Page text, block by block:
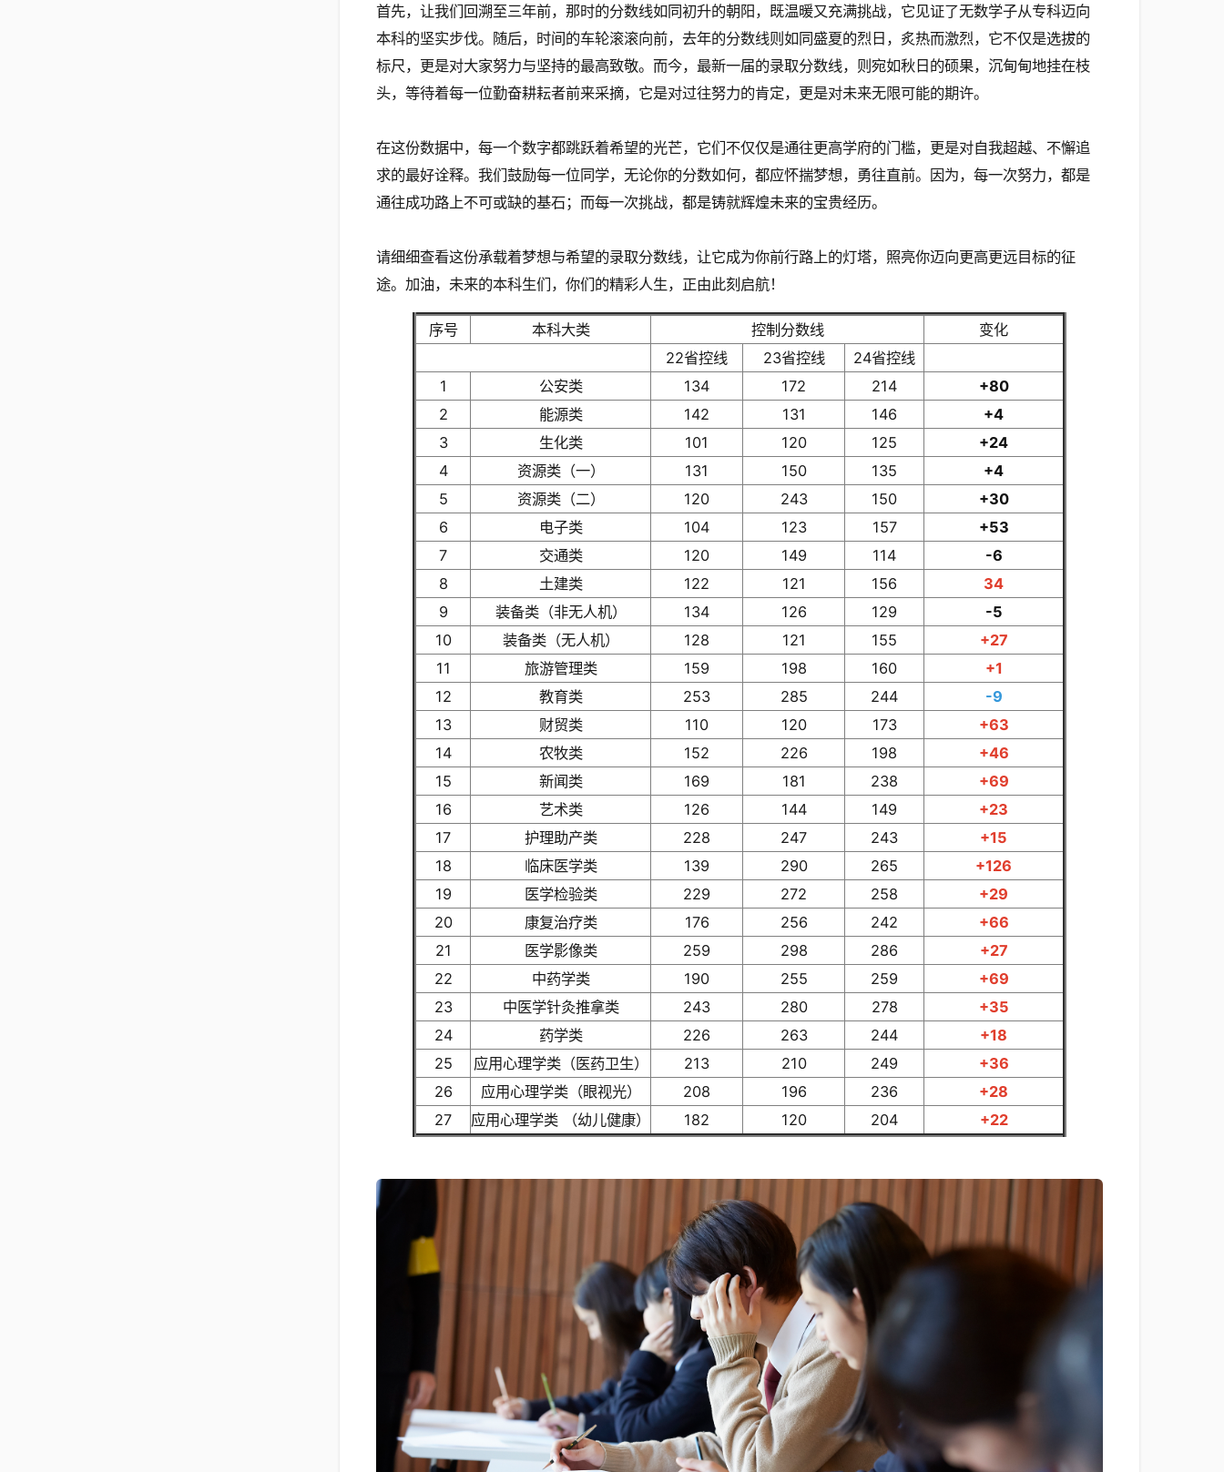
首先，让我们回溯至三年前，那时的分数线如同初升的朝阳，既温暖又充满挑战，它见证了无数学子从专科迈向
本科的坚实步伐。随后，时间的车轮滚滚向前，去年的分数线则如同盛夏的烈日，炙热而激烈，它不仅是选拔的
标尺，更是对大家努力与坚持的最高致敬。而今，最新一届的录取分数线，则宛如秋日的硕果，沉甸甸地挂在枝
头，等待着每一位勤奋耕耘者前来采摘，它是对过往努力的肯定，更是对未来无限可能的期许。
在这份数据中，每一个数字都跳跃着希望的光芒，它们不仅仅是通往更高学府的门槛，更是对自我超越、不懈追
求的最好诠释。我们鼓励每一位同学，无论你的分数如何，都应怀揣梦想，勇往直前。因为，每一次努力，都是
通往成功路上不可或缺的基石；而每一次挑战，都是铸就辉煌未来的宝贵经历。
请细细查看这份承载着梦想与希望的录取分数线，让它成为你前行路上的灯塔，照亮你迈向更高更远目标的征
途。加油，未来的本科生们，你们的精彩人生，正由此刻启航！
序号 本科大类 控制分数线
变化
22省控线
23省控线
24省控线
1
公安类 134 172 214
+80
2
能源类 142 131 146
+4
3
生化类 101 120 125
+24
4
资源类（一） 131 150 135
+4
5
资源类（二） 120 243 150
+30
6
电子类 104 123 157
+53
7
交通类 120 149 114
-6
8
土建类 122 121 156
34
9
装备类（非无人机） 134 126 129
-5
10
装备类（无人机） 128 121 155
+27
11
旅游管理类 159 198 160
+1
12
教育类 253 285 244
-9
13
财贸类 110 120 173
+63
14
农牧类 152 226 198
+46
15
新闻类 169 181 238
+69
16
艺术类 126 144 149
+23
17
护理助产类 228 247 243
+15
18
临床医学类 139 290 265
+126
19
医学检验类 229 272 258
+29
20
康复治疗类 176 256 242
+66
21
医学影像类 259 298 286
+27
22
中药学类 190 255 259
+69
23
中医学针灸推拿类 243 280 278
+35
24
药学类 226 263 244
+18
25
应用心理学类（医药卫生） 213 210 249
+36
26
应用心理学类（眼视光） 208 196 236
+28
27
应用心理学类 （幼儿健康） 182 120 204 +22